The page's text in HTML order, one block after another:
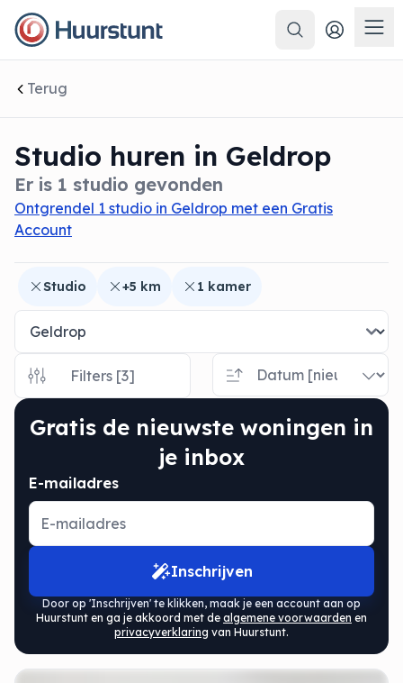
Zoeken
Terug
Studio huren in Geldrop
Er is 1 studio gevonden
Ontgrendel 1 studio in Geldrop met een Gratis
Account
sluiten
Studio +5 km 1 kamer
Filters [3]
Gratis de nieuwste woningen in
je inbox
E-mailadres
Inschrijven
Door op 'Inschrijven' te klikken, maak je een account aan op
Huurstunt en ga je akkoord met de algemene voorwaarden en
privacyverklaring van Huurstunt.